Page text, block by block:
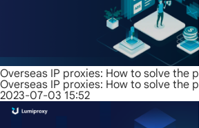
Overseas IP proxies: How to solve the
Overseas IP proxies: How to solve the
2023-07-03 15:52